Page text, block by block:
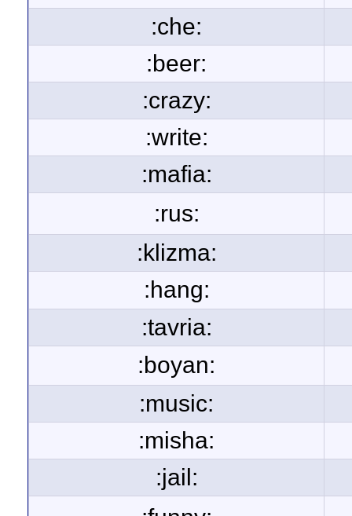
:che:
:beer:
:crazy:
:write:
:mafia:
:rus:
:klizma:
:hang:
:tavria:
:boyan:
:music:
:misha:
:jail: